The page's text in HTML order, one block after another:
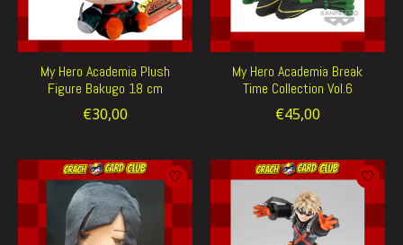
My Hero Academia Plush
Figure Bakugo 18 cm
€30,00
My Hero Academia Break
Time Collection Vol.6
€45,00